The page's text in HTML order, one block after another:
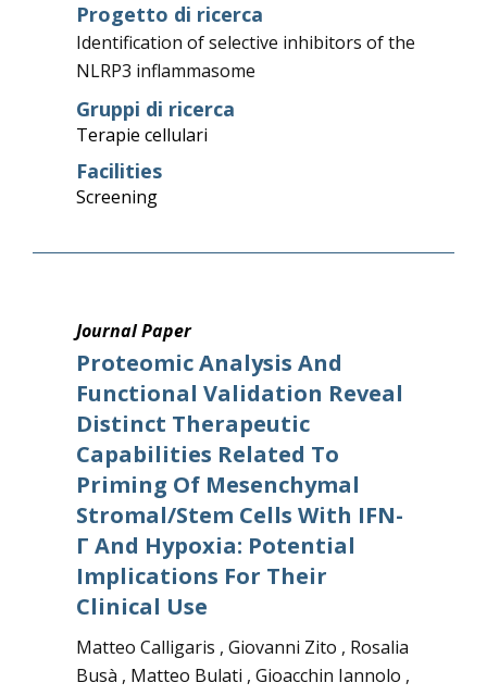
Progetto di ricerca
Identification of selective inhibitors of the
NLRP3 inflammasome
Gruppi di ricerca
Terapie cellulari
Facilities
Screening
Journal Paper
Proteomic Analysis And
Functional Validation Reveal
Distinct Therapeutic
Capabilities Related To
Priming Of Mesenchymal
Stromal/stem Cells With IFN-
Γ And Hypoxia: Potential
Implications For Their
Clinical Use
Matteo Calligaris , Giovanni Zito , Rosalia
Busà , Matteo Bulati , Gioacchin Iannolo ,